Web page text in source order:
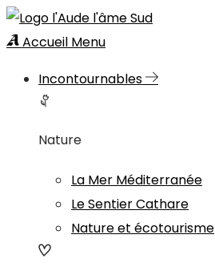
Accueil Menu
Incontournables
Nature
La Mer Méditerranée
Le Sentier Cathare
Nature et écotourisme